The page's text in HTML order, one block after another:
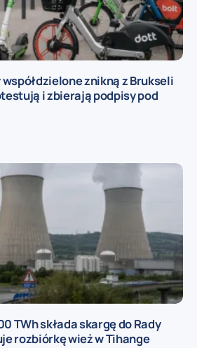
znikną z Brukseli
i zbierają podpisy pod
TWh składa skargę do Rady
rozbiórkę wież w Tihange